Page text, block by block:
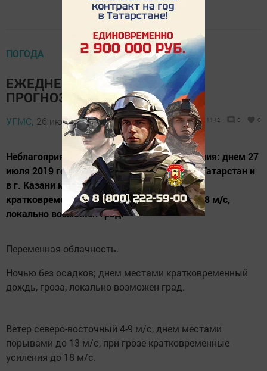
ПОГОДА
ЕЖЕДНЕВНЫЙ ОПЕРАТИВНЫЙ
ПРОГНОЗ на 27 июля
УГМС, 26 июля 2019 - 14:44 1142 0 0
Неблагоприятные метеорологические явления: днем 27
июля 2019 года на территории Республики Татарстан и
в г. Казани местами ожидается гроза с
кратковременным усилением ветра до 15-18 м/с,
локально возможен град.
Переменная облачность.
Ночью без осадков; днем местами кратковременный
дождь, гроза, локально возможен град.
Ветер северо-восточный 4-9 м/с, днем местами
порывами до 13 м/с, при грозе кратковременные
усиления до 18 м/с.